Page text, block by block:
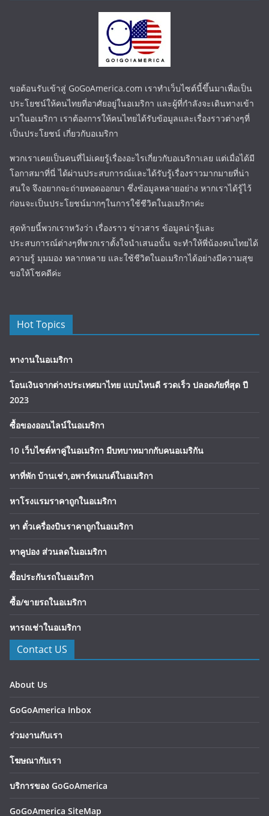
ขอต้อนรับเข้าสู่ GoGoAmerica.com เราทำเว็บไซต์นี้ขึ้นมาเพื่อเป็น
ประโยชน์ให้คนไทยที่อาศัยอยู่ในอเมริกา และผู้ที่กำลังจะเดินทางเข้า
มาในอเมริกา เราต้องการให้คนไทยได้รับข้อมูลและเรื่องราวต่างๆที่
เป็นประโยชน์ เกี่ยวกับอเมริกา
พวกเราเคยเป็นคนที่ไม่เคยรู้เรื่องอะไรเกี่ยวกับอเมริกาเลย แต่เมื่อได้มี
โอกาสมาที่นี่ ได้ผ่านประสบการณ์และได้รับรู้เรื่องราวมากมายที่น่า
สนใจ จึงอยากจะถ่ายทอดออกมา ซึ่งข้อมูลหลายอย่าง หากเราได้รู้ไว้
ก่อนจะเป็นประโยชน์มากๆในการใช้ชีวิตในอเมริกาค่ะ
สุดท้ายนี้พวกเราหวังว่า เรื่องราว ข่าวสาร ข้อมูลน่ารู้และ
ประสบการณ์ต่างๆที่พวกเราตั้งใจนำเสนอนั้น จะทำให้พี่น้องคนไทยได้
ความรู้ มุมมอง หลากหลาย และใช้ชีวิตในอเมริกาได้อย่างมีความสุข
ขอให้โชคดีค่ะ
Hot Topics
หางานในอเมริกา
โอนเงินจากต่างประเทศมาไทย แบบไหนดี รวดเร็ว ปลอดภัยที่สุด ปี
2023
ซื้อของออนไลน์ในอเมริกา
10 เว็บไซต์หาคู่ในอเมริกา มีบทบาทมากกับคนอเมริกัน
หาที่พัก บ้านเช่า,อพาร์ทเมนต์ในอเมริกา
หาโรงแรมราคาถูกในอเมริกา
หา ตั๋วเครื่องบินราคาถูกในอเมริกา
หาคูปอง ส่วนลดในอเมริกา
ซื้อประกันรถในอเมริกา
ซื้อ/ขายรถในอเมริกา
หารถเช่าในอเมริกา
Contact US
About Us
GoGoAmerica Inbox
ร่วมงานกับเรา
โฆษณากับเรา
บริการของ GoGoAmerica
GoGoAmerica SiteMap